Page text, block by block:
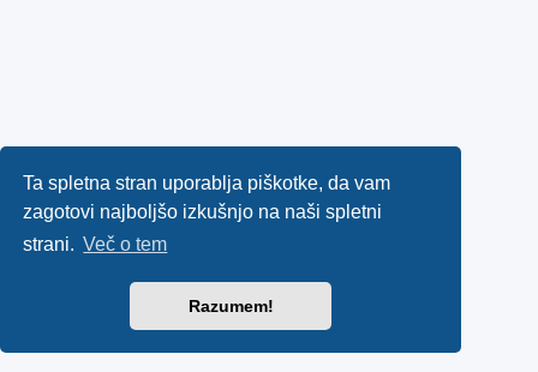
Ta spletna stran uporablja piškotke, da vam
zagotovi najboljšo izkušnjo na naši spletni
strani. Več o tem
Razumem!